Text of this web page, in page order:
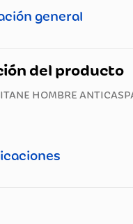
general
del producto
HOMBRE